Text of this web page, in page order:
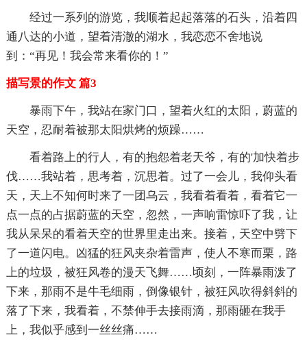
经过一系列的游览，我顺着起起落落的石头，沿着四
通八达的小道，望着清澈的湖水，我恋恋不舍地说
到：“再见！我会常来看你的！”
描写景的作文 篇3
暴雨下午，我站在家门口，望着火红的太阳，蔚蓝的
天空，忍耐着被那太阳烘烤的烦躁……
看着路上的行人，有的抱怨着老天爷，有的'加快着步
伐……我站着，思考着，沉思着。过了一会儿，我仰头看
天，天上不知何时来了一团乌云，我看着看着，看着它一
点一点的占据蔚蓝的天空，忽然，一声响雷惊吓了我，让
我从呆呆的看着天空的世界里走出来。接着，天空中劈下
了一道闪电。凶猛的狂风夹杂着雷声，使人不寒而栗，路
上的垃圾，被狂风卷的漫天飞舞……顷刻，一阵暴雨泼了
下来，那雨不是牛毛细雨，倒像银针，被狂风吹得斜斜的
落了下来，我看着，不禁伸手去接雨滴，那雨砸在我手
上，我似乎感到一丝丝痛……